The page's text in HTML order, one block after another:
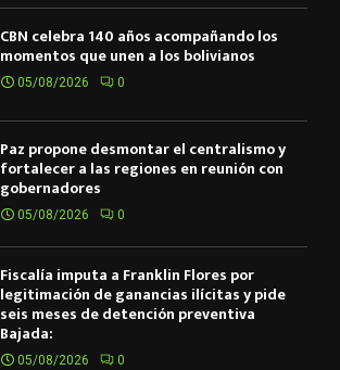
CBN celebra 140 años acompañando los
momentos que unen a los bolivianos
05/08/2026 0
Paz propone desmontar el centralismo y
fortalecer a las regiones en reunión con
gobernadores
05/08/2026 0
Fiscalía imputa a Franklin Flores por
legitimación de ganancias ilícitas y pide
seis meses de detención preventiva
Bajada:
05/08/2026 0